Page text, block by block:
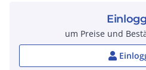
um Preise und